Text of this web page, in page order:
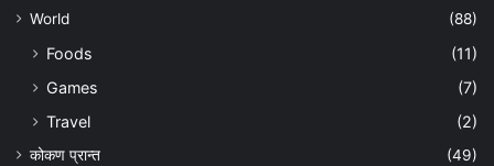
World
(88)
Foods
(11)
Games
(7)
Travel
(2)
कोकण प्रान्त (49)